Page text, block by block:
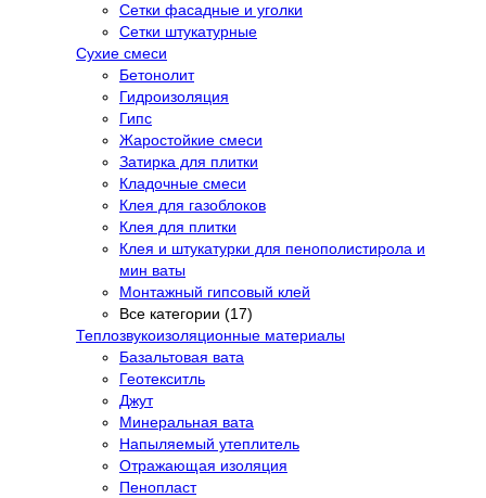
Сетки фасадные и уголки
Сетки штукатурные
Сухие смеси
Бетонолит
Гидроизоляция
Гипс
Жаростойкие смеси
Затирка для плитки
Кладочные смеси
Клея для газоблоков
Клея для плитки
Клея и штукатурки для пенополистирола и
мин ваты
Монтажный гипсовый клей
Все категории (17)
Теплозвукоизоляционные материалы
Базальтовая вата
Геотекситль
Джут
Минеральная вата
Напыляемый утеплитель
Отражающая изоляция
Пенопласт